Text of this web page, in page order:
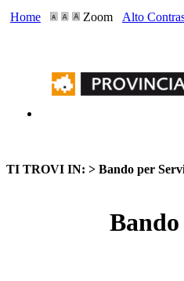
Home Zoom Alto
TI TROVI IN: > Bando per